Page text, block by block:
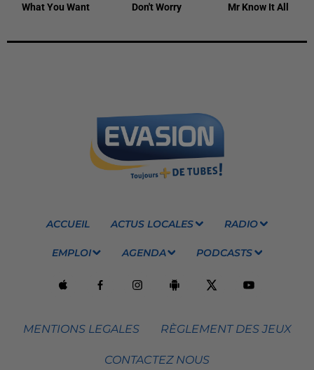
What You Want Don't Worry Mr Know It All
ACCUEIL ACTUS LOCALES RADIO
EMPLOI AGENDA PODCASTS
MENTIONS LEGALES RÈGLEMENT DES JEUX
CONTACTEZ NOUS